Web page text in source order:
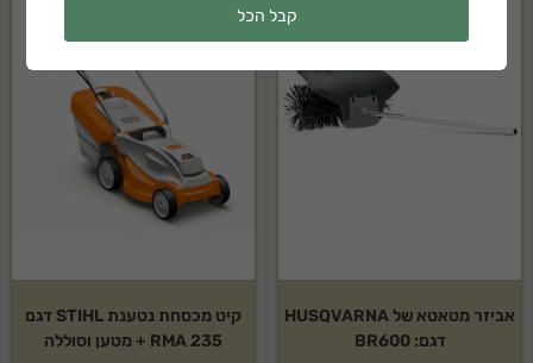
אביזר מטאטא של HUSQVARNA
דגם: BR600
קיט מכסחת נטענת STIHL דגם
RMA 235 + מטען וסוללה
קבל הכל